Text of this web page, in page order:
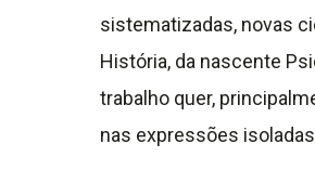
sistematizadas, novas
História, da nascente
trabalho quer,
nas expressões